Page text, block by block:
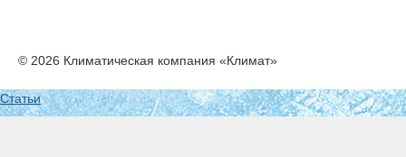
© 2026 Климатическая компания «Климат»
Статьи